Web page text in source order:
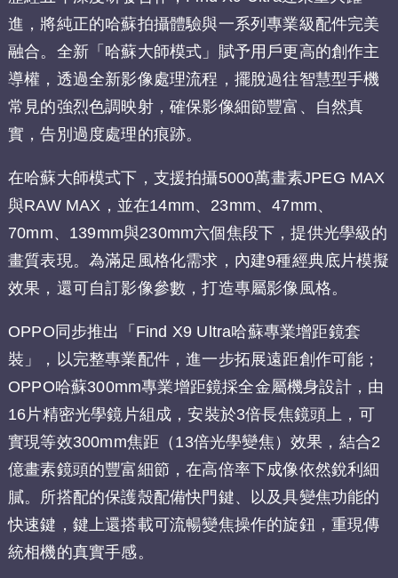
進，將純正的哈蘇拍攝體驗與一系列專業級配件完美
融合。全新「哈蘇大師模式」賦予用戶更高的創作主
導權，透過全新影像處理流程，擺脫過往智慧型手機
常見的強烈色調映射，確保影像細節豐富、自然真
實，告別過度處理的痕跡。
在哈蘇大師模式下，支援拍攝5000萬畫素JPEG MAX
與RAW MAX，並在14mm、23mm、47mm、
70mm、139mm與230mm六個焦段下，提供光學級的
畫質表現。為滿足風格化需求，內建9種經典底片模擬
效果，還可自訂影像參數，打造專屬影像風格。
OPPO同步推出「Find X9 Ultra哈蘇專業增距鏡套
裝」，以完整專業配件，進一步拓展遠距創作可能；
OPPO哈蘇300mm專業增距鏡採全金屬機身設計，由
16片精密光學鏡片組成，安裝於3倍長焦鏡頭上，可
實現等效300mm焦距（13倍光學變焦）效果，結合2
億畫素鏡頭的豐富細節，在高倍率下成像依然銳利細
膩。所搭配的保護殼配備快門鍵、以及具變焦功能的
快速鍵，鍵上還搭載可流暢變焦操作的旋鈕，重現傳
統相機的真實手感。